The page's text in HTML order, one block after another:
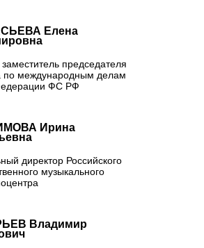
Елена
председателя
по международным делам
ФС РФ
Ирина
директор Российского
музыкального
Владимир